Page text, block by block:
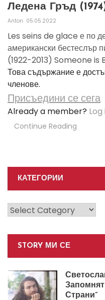
Ледена Гръд
Anton 05.05.2022
Les seins de glace е по
американски бестеслър
(1922-2013) Someone is
Това съдържание е
членове.
Присъедини се сега
Already a member?
Continue Reading
КАТЕГОРИИ
Категории
STORY МИ СЕ
Страни”